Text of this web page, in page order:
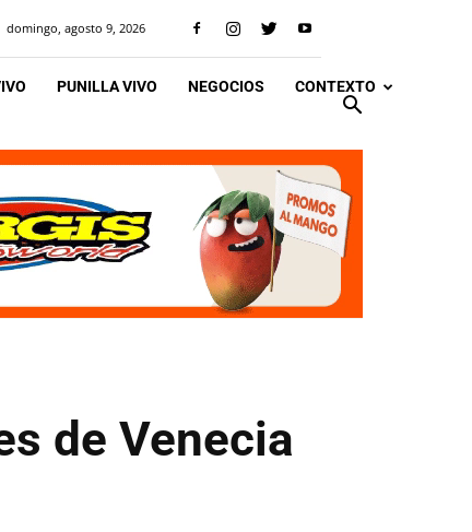
domingo, agosto 9, 2026
PUNILLA VIVO NEGOCIOS CONTEXTO
de Venecia